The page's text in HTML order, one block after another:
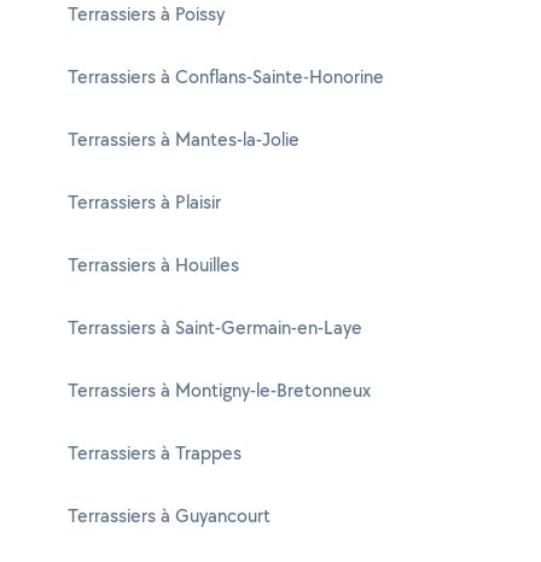
Terrassiers à Poissy
Terrassiers à Conflans-Sainte-Honorine
Terrassiers à Mantes-la-Jolie
Terrassiers à Plaisir
Terrassiers à Houilles
Terrassiers à Saint-Germain-en-Laye
Terrassiers à Montigny-le-Bretonneux
Terrassiers à Trappes
Terrassiers à Guyancourt